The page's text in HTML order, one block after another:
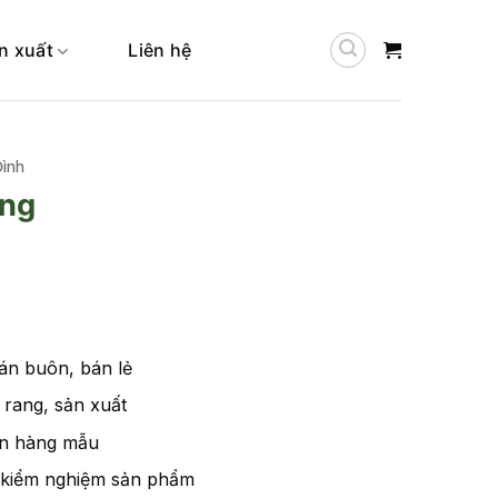
xuất Liên hệ
buôn, bán lẻ
sản xuất
hàng mẫu
nghiệm sản phẩm